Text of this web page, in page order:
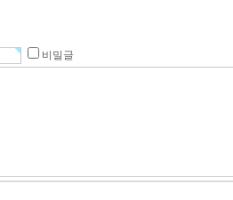
비밀글